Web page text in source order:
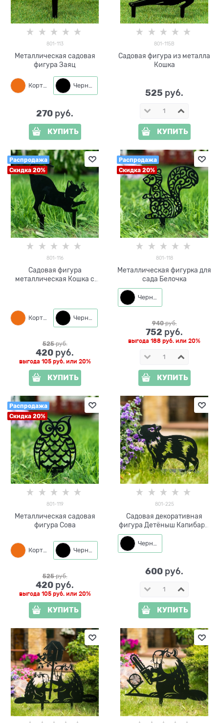
801-113
Металлическая садовая
фигура Заяц
Кортен Черный
270 руб.
КУПИТЬ
801-115B
Садовая фигура из металла
Кошка
525 руб.
КУПИТЬ
Распродажа
Скидка 20%
801-116
Садовая фигура
металлическая Кошка с
Кортен Черный
525 руб.
420 руб.
выгода 105 руб.или 20%
КУПИТЬ
Распродажа
Скидка 20%
801-118
Металлическая фигурка для
сада Белочка
Черный
940 руб.
752 руб.
выгода 188 руб. или 20%
КУПИТЬ
Распродажа
Скидка 20%
801-119
Металлическая садовая
фигура Сова
Кортен Черный
525 руб.
420 руб.
выгода 105 руб.или 20%
КУПИТЬ
801-225
Садовая декоративная
фигура Детёныш Капибары
металл
Черный
600 руб.
КУПИТЬ